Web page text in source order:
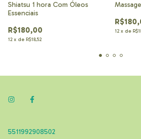
Shiatsu 1 hora Com Óleos
Essenciais
R$180,00
12 x de R$18,52
12 x de
5511992908502